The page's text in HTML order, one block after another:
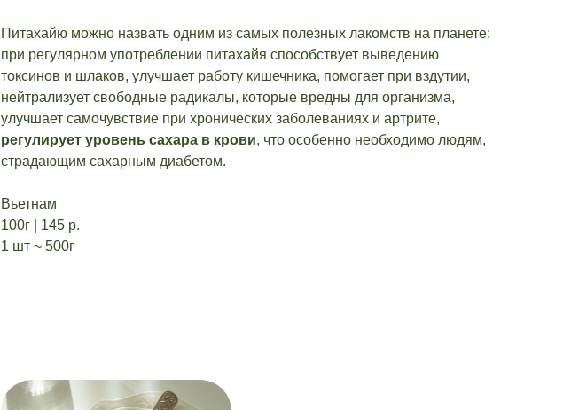
Питахайю можно назвать одним из самых полезных лакомств на планете:
при регулярном употреблении питахайя способствует выведению
токсинов и шлаков, улучшает работу кишечника, помогает при вздутии,
нейтрализует свободные радикалы, которые вредны для организма,
улучшает самочувствие при хронических заболеваниях и артрите,
регулирует уровень сахара в крови, что особенно необходимо людям,
страдающим сахарным диабетом.
Вьетнам
100г | 145 р.
1 шт ~ 500г